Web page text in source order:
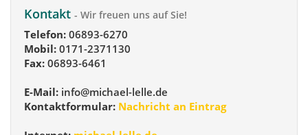
Kontakt - Wir freuen uns auf Sie!
Telefon: 06893-6270
Mobil: 0171-2371130
Fax: 06893-6461
E-Mail: info@michael-lelle.de
Kontaktformular: Nachricht an Eintrag